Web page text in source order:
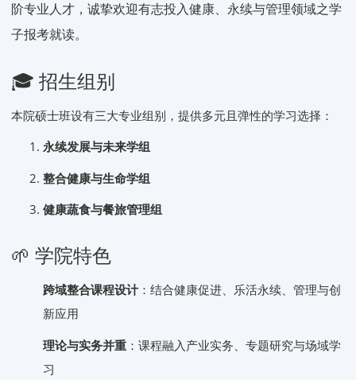
阶专业人才，诚挚欢迎有志投入健康、永续与管理领域之学
子报考就读。
🎓 招生组别
本院硕士班设有三大专业组别，提供多元且弹性的学习选择：
永续发展与未来学组
整合健康与生命学组
健康蔬食与餐旅管理组
🌱 学院特色
跨域整合课程设计：结合健康促进、乐活永续、管理与创
新应用
理论与实务并重 ：课程融入产业实务、专题研究与场域学
习